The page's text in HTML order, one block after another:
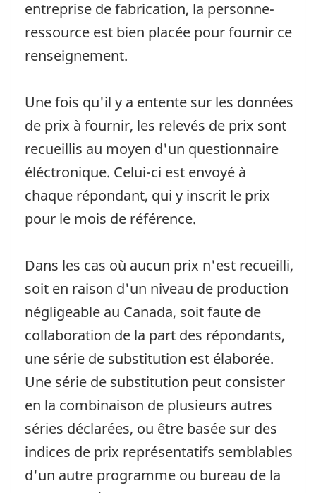
entreprise de fabrication, la personne-
ressource est bien placée pour fournir ce
renseignement.
Une fois qu'il y a entente sur les données
de prix à fournir, les relevés de prix sont
recueillis au moyen d'un questionnaire
éléctronique. Celui-ci est envoyé à
chaque répondant, qui y inscrit le prix
pour le mois de référence.
Dans les cas où aucun prix n'est recueilli,
soit en raison d'un niveau de production
négligeable au Canada, soit faute de
collaboration de la part des répondants,
une série de substitution est élaborée.
Une série de substitution peut consister
en la combinaison de plusieurs autres
séries déclarées, ou être basée sur des
indices de prix représentatifs semblables
d'un autre programme ou bureau de la